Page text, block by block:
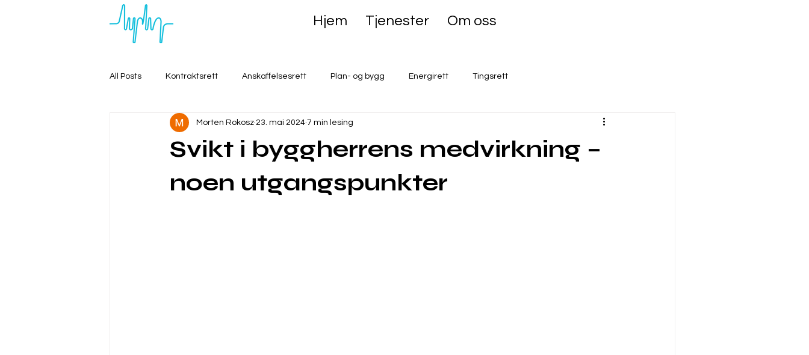
Hjem Tjenester Om oss
All Posts Kontraktsrett Anskaffelsesrett Plan- og bygg Energirett Tingsrett
Svikt i byggherrens medvirkning –
noen utgangspunkter
Morten Rokosz 23. mai 2024 7 min lesing